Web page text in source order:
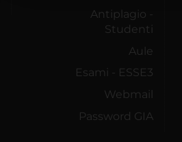
Antiplagio -
Studenti
Aule
Esami - ESSE3
Webmail
Password GIA